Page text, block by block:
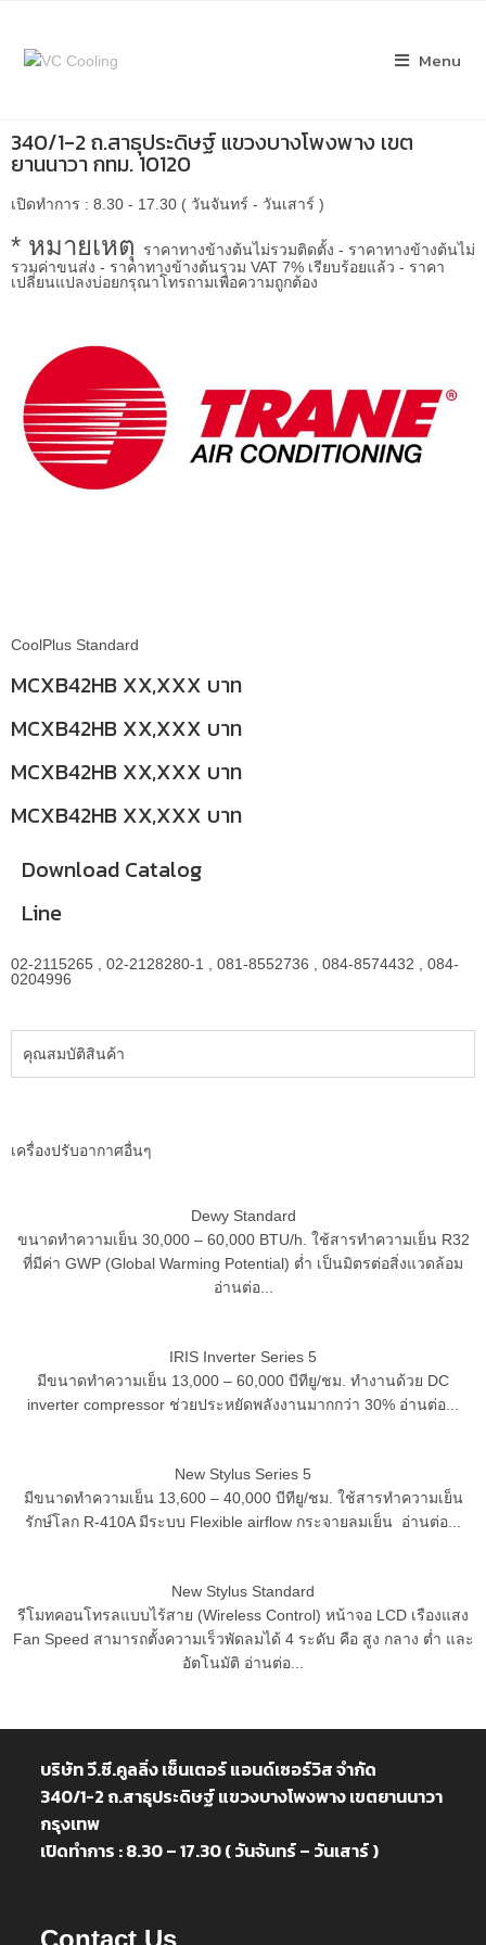
Menu
340/1-2 ถ.สาธุประดิษฐ์ แขวงบางโพงพาง เขต
ยานนาวา กทม. 10120
เปิดทำการ : 8.30 - 17.30 ( วันจันทร์ - วันเสาร์ )
* หมายเหตุ
ราคาทางข้างต้นไม่รวมติดตั้ง - ราคาทางข้างต้นไม่
รวมค่าขนส่ง - ราคาทางข้างต้นรวม VAT 7% เรียบร้อยแล้ว - ราคา
เปลี่ยนแปลงบ่อยกรุณาโทรถามเพื่อความถูกต้อง
CoolPlus Standard
MCXB42HB XX,XXX บาท
MCXB42HB XX,XXX บาท
MCXB42HB XX,XXX บาท
MCXB42HB XX,XXX บาท
Download Catalog
Line
02-2115265 , 02-2128280-1 , 081-8552736 , 084-8574432 , 084-
0204996
คุณสมบัติสินค้า
เครื่องปรับอากาศอื่นๆ
Dewy Standard
ขนาดทำความเย็น 30,000 – 60,000 BTU/h. ใช้สารทำความเย็น R32
ที่มีค่า GWP (Global Warming Potential) ต่ำ เป็นมิตรต่อสิ่งแวดล้อม
อ่านต่อ...
IRIS Inverter Series 5
มีขนาดทำความเย็น 13,000 – 60,000 บีทียู/ชม. ทำงานด้วย DC
inverter compressor ช่วยประหยัดพลังงานมากกว่า 30% อ่านต่อ...
New Stylus Series 5
มีขนาดทำความเย็น 13,600 – 40,000 บีทียู/ชม. ใช้สารทำความเย็น
รักษ์โลก R-410A มีระบบ Flexible airflow กระจายลมเย็น อ่านต่อ...
New Stylus Standard
รีโมทคอนโทรลแบบไร้สาย (Wireless Control) หน้าจอ LCD เรืองแสง
Fan Speed สามารถตั้งความเร็วพัดลมได้ 4 ระดับ คือ สูง กลาง ต่ำ และ
อัตโนมัติ อ่านต่อ...
บริษัท วี.ซี.คูลลิ่ง เซ็นเตอร์ แอนด์เซอร์วิส จำกัด
340/1-2 ถ.สาธุประดิษฐ์ แขวงบางโพงพาง เขตยานนาวา
กรุงเทพ
เปิดทำการ : 8.30 – 17.30 ( วันจันทร์ – วันเสาร์ )